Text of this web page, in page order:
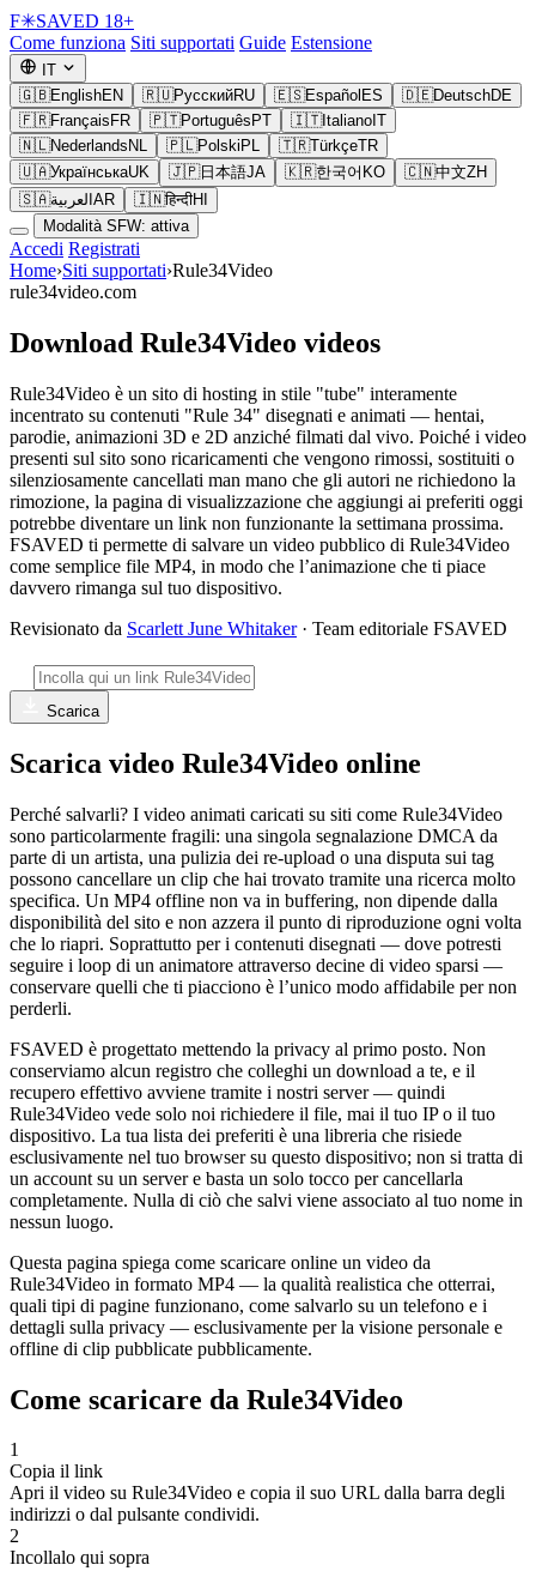
F✳SAVED 18+
Come funziona Siti supportati Guide Estensione
IT
🇬🇧EnglishEN 🇷🇺РусскийRU 🇪🇸Español ES 🇩🇪DeutschDE
🇫🇷Français FR 🇵🇹Português PT 🇮🇹Italiano IT
🇳🇱Nederlands NL 🇵🇱Polski PL 🇹🇷TürkçeTR
🇺🇦УкраїнськаUK 🇯🇵日本語JA 🇰🇷한국어 KO 🇨🇳中文ZH
🇸🇦العربية AR 🇮🇳हिन्दीHI
Modalità SFW: attiva
Accedi Registrati
Home›Siti supportati›Rule34Video
rule34video.com
Download Rule34Video videos
Rule34Video è un sito di hosting in stile "tube" interamente
incentrato su contenuti "Rule 34" disegnati e animati — hentai,
parodie, animazioni 3D e 2D anziché filmati dal vivo. Poiché i video
presenti sul sito sono ricaricamenti che vengono rimossi, sostituiti o
silenziosamente cancellati man mano che gli autori ne richiedono la
rimozione, la pagina di visualizzazione che aggiungi ai preferiti oggi
potrebbe diventare un link non funzionante la settimana prossima.
FSAVED ti permette di salvare un video pubblico di Rule34Video
come semplice file MP4, in modo che l’animazione che ti piace
davvero rimanga sul tuo dispositivo.
Revisionato da Scarlett June Whitaker· Team editoriale FSAVED
Scarica
Scarica video Rule34Video online
Perché salvarli? I video animati caricati su siti come Rule34Video
sono particolarmente fragili: una singola segnalazione DMCA da
parte di un artista, una pulizia dei re-upload o una disputa sui tag
possono cancellare un clip che hai trovato tramite una ricerca molto
specifica. Un MP4 offline non va in buffering, non dipende dalla
disponibilità del sito e non azzera il punto di riproduzione ogni volta
che lo riapri. Soprattutto per i contenuti disegnati — dove potresti
seguire i loop di un animatore attraverso decine di video sparsi —
conservare quelli che ti piacciono è l’unico modo affidabile per non
perderli.
FSAVED è progettato mettendo la privacy al primo posto. Non
conserviamo alcun registro che colleghi un download a te, e il
recupero effettivo avviene tramite i nostri server — quindi
Rule34Video vede solo noi richiedere il file, mai il tuo IP o il tuo
dispositivo. La tua lista dei preferiti è una libreria che risiede
esclusivamente nel tuo browser su questo dispositivo; non si tratta di
un account su un server e basta un solo tocco per cancellarla
completamente. Nulla di ciò che salvi viene associato al tuo nome in
nessun luogo.
Questa pagina spiega come scaricare online un video da
Rule34Video in formato MP4 — la qualità realistica che otterrai,
quali tipi di pagine funzionano, come salvarlo su un telefono e i
dettagli sulla privacy — esclusivamente per la visione personale e
offline di clip pubblicate pubblicamente.
Come scaricare da Rule34Video
1
Copia il link
Apri il video su Rule34Video e copia il suo URL dalla barra degli
indirizzi o dal pulsante condividi.
2
Incollalo qui sopra